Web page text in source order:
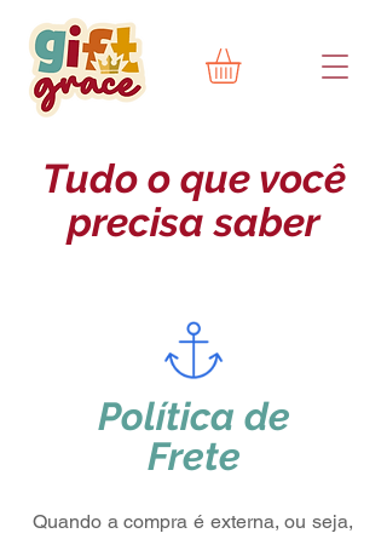
Tudo o que você
precisa saber
Política de
Frete
Quando a compra é externa, ou seja,